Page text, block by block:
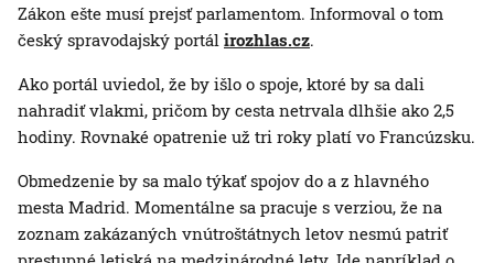
Zákon ešte musí prejsť parlamentom. Informoval o tom
český spravodajský portál irozhlas.cz.
Ako portál uviedol, že by išlo o spoje, ktoré by sa dali
nahradiť vlakmi, pričom by cesta netrvala dlhšie ako 2,5
hodiny. Rovnaké opatrenie už tri roky platí vo Francúzsku.
Obmedzenie by sa malo týkať spojov do a z hlavného
mesta Madrid. Momentálne sa pracuje s verziou, že na
zoznam zakázaných vnútroštátnych letov nesmú patriť